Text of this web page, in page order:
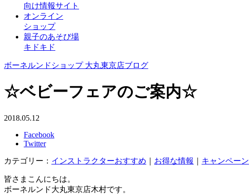
向け情報サイト
オンライン
ショップ
親子のあそび場
キドキド
ボーネルンドショップ 大丸東京店ブログ
☆ベビーフェアのご案内☆
2018.05.12
Facebook
Twitter
カテゴリー： インストラクターおすすめ お得な情報 キャンペーン
皆さまこんにちは。
ボーネルンド大丸東京店木村です。